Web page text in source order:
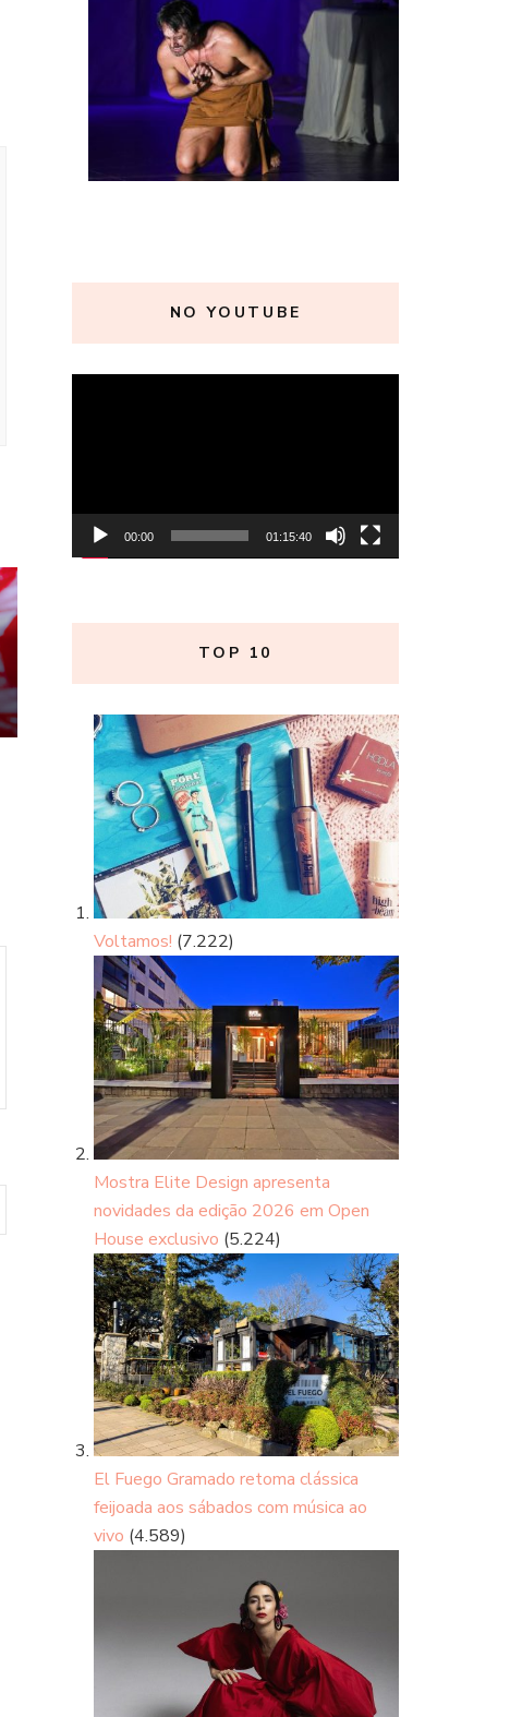
NO YOUTUBE
00:00 01:15:40
TOP 10
Voltamos! (7.222)
Mostra Elite Design apresenta
novidades da edição 2026 em Open
House exclusivo (5.224)
El Fuego Gramado retoma clássica
feijoada aos sábados com música ao
vivo (4.589)